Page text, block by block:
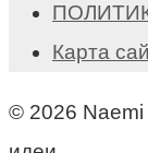
Карта
© 2026 Naemi